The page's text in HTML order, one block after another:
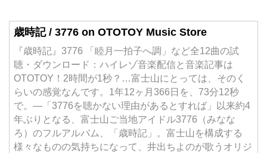
歳時記 / 3776 on OTOTOY Music Store
『歳時記』3776 「睦月一拍子へ調」など全12曲の試
聴・ダウンロード：ハイレゾ音楽配信と音楽記事は
OTOTOY！2時間が1秒？…富士山にとっては、そのく
らいの感覚なんです。1年12ヶ月366日を、73分12秒
で。―「3776を聴かない理由があるとすれば」以来約4
年ぶりとなる、富士山ご当地アイドル3776（みなな
ろ）のフルアルバム、「歳時記」。富士山を構成する
様々なものの気持ちになって、井出ちよのが歌うオリジ